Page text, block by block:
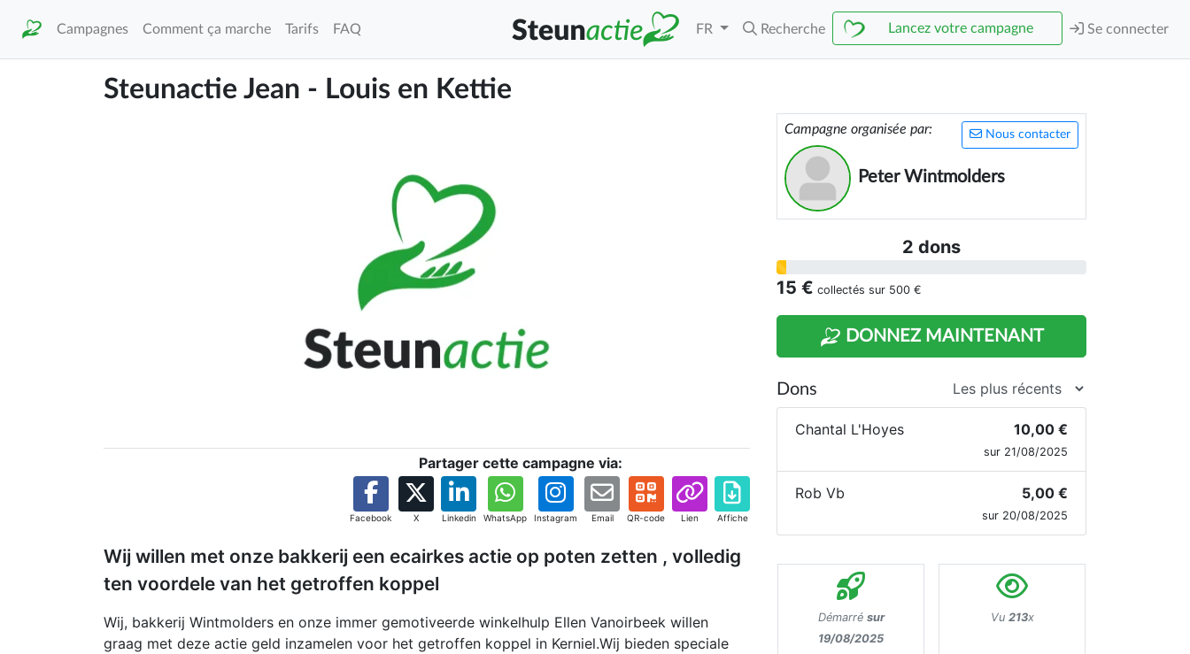
Campagnes Comment ça marche Tarifs FAQ FR Recherche Lancez votre campagne Se connecter
Steunactie Jean - Louis en Kettie
Partager cette campagne via:
Facebook X Linkedin WhatsApp Instagram Email QR-code Lien Affiche
Wij willen met onze bakkerij een ecairkes actie op poten zetten , volledig
ten voordele van het getroffen koppel
Wij, bakkerij Wintmolders en onze immer gemotiveerde winkelhulp Ellen Vanoirbeek willen
graag met deze actie geld inzamelen voor het getroffen koppel in Kerniel.Wij bieden speciale
Nous contacter
Campagne organisée par:
Peter Wintmolders
2 dons
15 € collectés sur 500 €
DONNEZ MAINTENANT
Dons
Chantal L'Hoyes 10,00 €
sur 21/08/2025
Rob Vb 5,00 €
sur 20/08/2025
Démarré sur
19/08/2025
Vu 213x